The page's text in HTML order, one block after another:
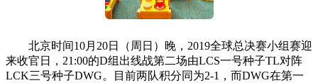
北京时间10月20日（周日）晚，2019全球总决赛小组赛迎
来收官日，21:00的D组出线战第二场由LCS一号种子TL对阵
LCK三号种子DWG。目前两队积分同为2-1，而DWG在第一